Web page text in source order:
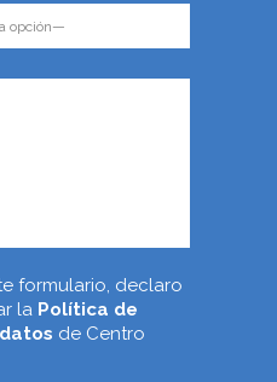
formulario, declaro
la Política de
de Centro